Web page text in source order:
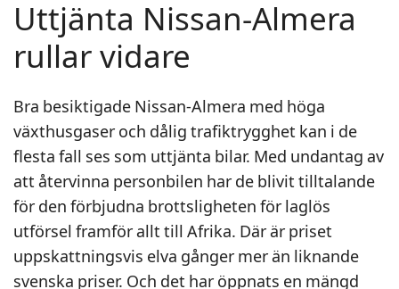
Uttjänta Nissan-Almera
rullar vidare
Bra besiktigade Nissan-Almera med höga
växthusgaser och dålig trafiktrygghet kan i de
flesta fall ses som uttjänta bilar. Med undantag av
att återvinna personbilen har de blivit tilltalande
för den förbjudna brottsligheten för laglös
utförsel framför allt till Afrika. Där är priset
uppskattningsvis elva gånger mer än liknande
svenska priser. Och det har öppnats en mängd